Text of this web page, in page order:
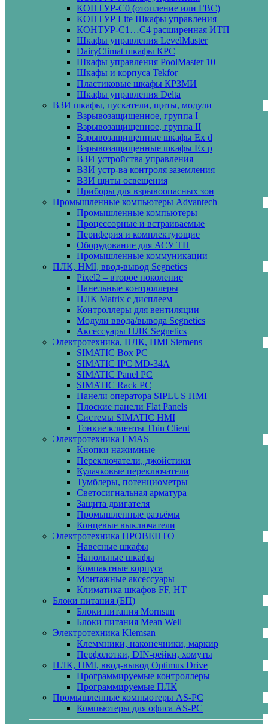
КОНТУР-С0 (отопление или ГВС)
КОНТУР Lite Шкафы управления
КОНТУР-С1…С4 расширенная ИТП
Шкафы управления LevelMaster
DairyClimat шкафы КРС
Шкафы управления PoolMaster 10
Шкафы и корпуса Tekfor
Пластиковые шкафы КРЗМИ
Шкафы управления Delta
ВЗИ шкафы, пускатели, щиты, модули
Взрывозащищенное, группа I
Взрывозащищенное, группа II
Взрывозащищенные шкафы Ех d
Взрывозащищенные шкафы Ех p
ВЗИ устройства управления
ВЗИ устр-ва контроля заземления
ВЗИ щиты освещения
Приборы для взрывоопасных зон
Промышленные компьютеры Advantech
Промышленные компьютеры
Процессорные и встраиваемые
Периферия и комплектующие
Оборудование для АСУ ТП
Промышленные коммуникации
ПЛК, HMI, ввод-вывод Segnetics
Pixel2 – второе поколение
Панельные контроллеры
ПЛК Matrix с дисплеем
Контроллеры для вентиляции
Модули ввода/вывода Segnetics
Аксессуары ПЛК Segnetics
Электротехника, ПЛК, HMI Siemens
SIMATIC Box PC
SIMATIC IPC MD-34A
SIMATIC Panel PС
SIMATIC Rack PC
Панели оператора SIPLUS HMI
Плоские панели Flat Panels
Системы SIMATIC HMI
Тонкие клиенты Thin Client
Электротехника EMAS
Кнопки нажимные
Переключатели, джойстики
Кулачковые переключатели
Тумблеры, потенциометры
Светосигнальная арматура
Защита двигателя
Промышленные разъёмы
Концевые выключатели
Электротехника ПРОВЕНТО
Навесные шкафы
Напольные шкафы
Компактные корпуса
Монтажные аксессуары
Климатика шкафов FF, HT
Блоки питания (БП)
Блоки питания Mornsun
Блоки питания Mean Well
Электротехника Klemsan
Клеммники, наконечники, маркир
Перфолотки, DIN-рейки, хомуты
ПЛК, HMI, ввод-вывод Optimus Drive
Программируемые контроллеры
Программируемые ПЛК
Промышленные компьютеры AS-PC
Компьютеры для офиса AS-PC